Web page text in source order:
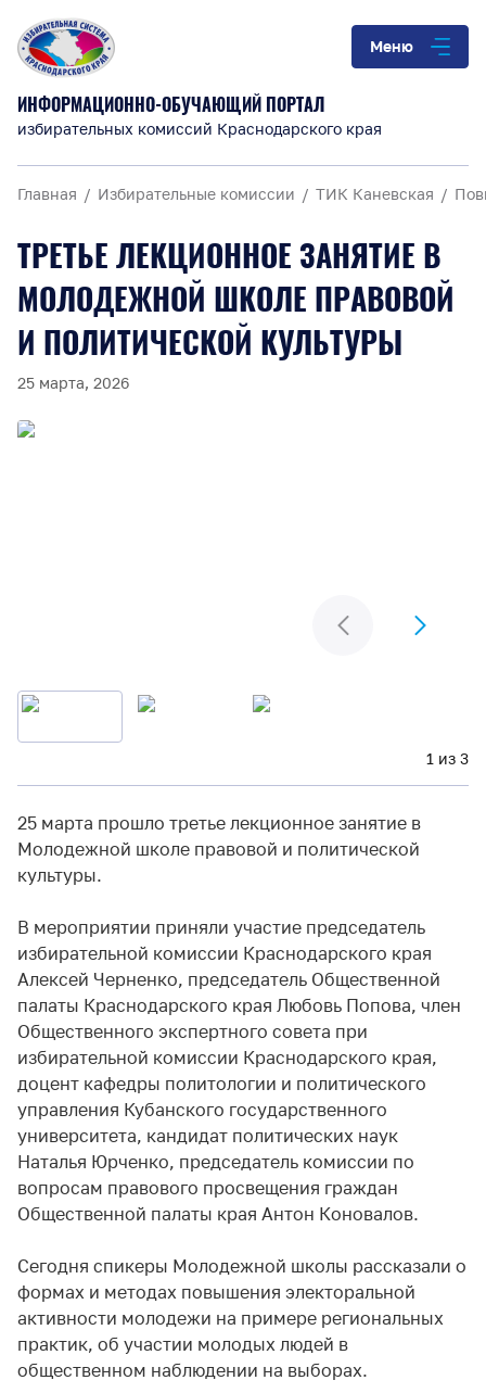
Меню
ИНФОРМАЦИОННО-ОБУЧАЮЩИЙ ПОРТАЛ
избирательных комиссий Краснодарского края
Главная Избирательные комиссии ТИК Каневская
ТРЕТЬЕ ЛЕКЦИОННОЕ ЗАНЯТИЕ В
МОЛОДЕЖНОЙ ШКОЛЕ ПРАВОВОЙ
И ПОЛИТИЧЕСКОЙ КУЛЬТУРЫ
25 марта, 2026
1 из 3
25 марта прошло третье лекционное занятие в
Молодежной школе правовой и политической
культуры.
В мероприятии приняли участие председатель
избирательной комиссии Краснодарского края
Алексей Черненко, председатель Общественной
палаты Краснодарского края Любовь Попова, член
Общественного экспертного совета при
избирательной комиссии Краснодарского края,
доцент кафедры политологии и политического
управления Кубанского государственного
университета, кандидат политических наук
Наталья Юрченко, председатель комиссии по
вопросам правового просвещения граждан
Общественной палаты края Антон Коновалов.
Сегодня спикеры Молодежной школы рассказали о
формах и методах повышения электоральной
активности молодежи на примере региональных
практик, об участии молодых людей в
общественном наблюдении на выборах.